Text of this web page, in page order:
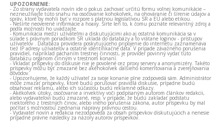
UPOZORNENIE:
- Zo strany vydavateľa novín ide o pokus zachovať určitú formu voľnej komunikácie –
nezneužívajte túto snahu na osočovanie kohokoľvek, na ohováranie či šírenie údajov a
správ, ktoré by mohli byť v rozpore s platnou legislatívou SR a EÚ alebo etikou.
- Nešírte neoverené informácie a hoaxy. Šírte len to, k čomu poznáte relevantný zdroj a
podľa možnosti ho uvádzajte.
- Komunikácia medzi užívateľmi a diskutujúcimi ako aj ostatná komunikácia sa v
súlade s právnym poriadkom SR ukladá do databázy a to vrátane loginov - prístupov
užívateľov . Databáza providera poskytujúceho pripojenie do internetu zaznamenáva
tiež IP adresy užívateľov a ostatné identifikačné dáta. V prípade závažného porušenia
pravidiel, napríklad páchaním trestnej činnosti, je provider povinný vydať túto
databázu orgánom činným v trestnom konaní.
- Vkladať príspevky do diskusie nie je povolené cez proxy servery a anonymizéry. Takéto
príspevky môžu byť zmazané bez akéhokoľvek ďalšieho komentovania a zverejňovania
dôvodov.
- Upozorňujeme, že každý užívateľ za svoje konanie plne zodpovedá sám. Administrátor
môže zmazať príspevky, ktoré budú porušovať pravidlá diskusie, prípadne budú
obsahovať reklamu, alebo ich súčasťou budú reklamné odkazy.
- Akékoľvek útoky, osočovanie a invektívy voči podpísaným autorom článkov redakcii,
alebo vydavateľovi budú zmazané, resp. v prípade, že budú zakladať podstatu
niektorého z trestných činov, alebo iného porušenia zákona, autor príspevku by mal
počítať s možnosťou zjednania nápravy právnou cestou.
- Vydavateľ novín a redakcia nezodpovedá za obsah príspevkov diskutujúcich a nenesie
prípadné právne následky za názory autorov príspevkov.